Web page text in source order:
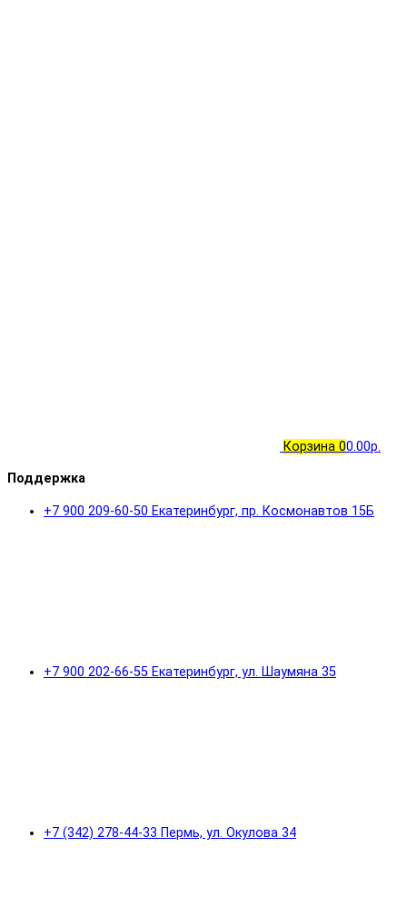
Корзина 00.00р.
Поддержка
+7 900 209-60-50 Екатеринбург, пр. Космонавтов 15Б
+7 900 202-66-55 Екатеринбург, ул. Шаумяна 35
+7 (342) 278-44-33 Пермь, ул. Окулова 34